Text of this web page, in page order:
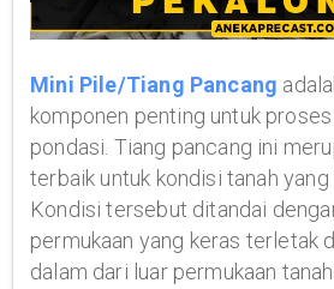
Mini Pile/Tiang Pancang
komponen penting untuk
pondasi. Tiang pancang ini
terbaik untuk kondisi tanah yang
Kondisi tersebut ditandai
permukaan yang keras terletak
dalam dari luar permukaan tanah.